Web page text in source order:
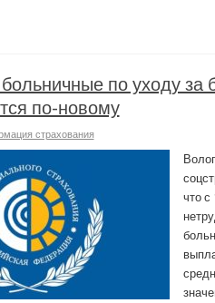
по уходу
по-новому
страхования
что с